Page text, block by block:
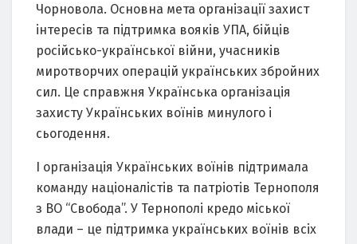
Чорновола. Основна мета організації захист
інтересів та підтримка вояків УПА, бійців
російсько-української війни, учасників
миротворчих операцій українських збройних
сил. Це справжня Українська організація
захисту Українських воїнів минулого і
сьогодення.
І організація Українських воїнів підтримала
команду націоналістів та патріотів Тернополя
з ВО “Свобода”. У Тернополі кредо міської
влади – це підтримка українських воїнів всіх